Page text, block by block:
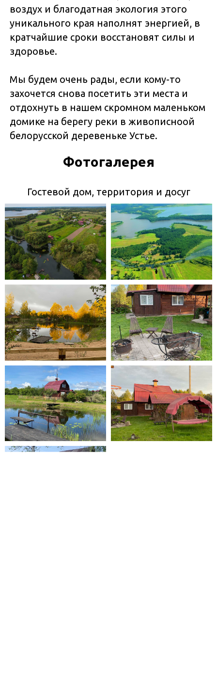
воздух и благодатная экология этого
уникального края наполнят энергией, в
кратчайшие сроки восстановят силы и
здоровье.
Мы будем очень рады, если кому-то
захочется снова посетить эти места и
отдохнуть в нашем скромном маленьком
домике на берегу реки в живописноой
белорусской деревеньке Устье.
Фотогалерея
Гостевой дом, территория и досуг